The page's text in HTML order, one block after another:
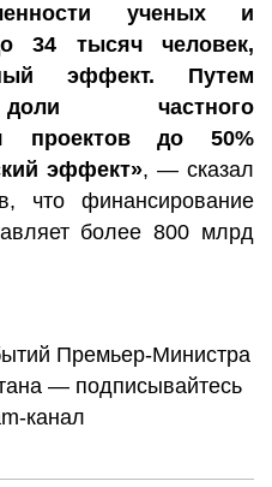
ученых и
34 тысяч человек,
эффект. Путем
частного
проектов до 50%
эффект», — сказал
что финансирование
более 800 млрд
Премьер-Министра
— подписывайтесь
канал